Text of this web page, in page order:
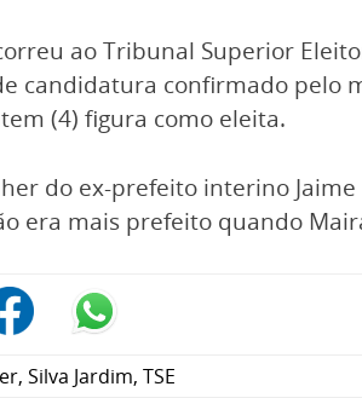
ao Tribunal Superior
candidatura confirmado pelo
(4) figura como eleita.
do ex-prefeito interino
era mais prefeito quando
, Silva Jardim, TSE